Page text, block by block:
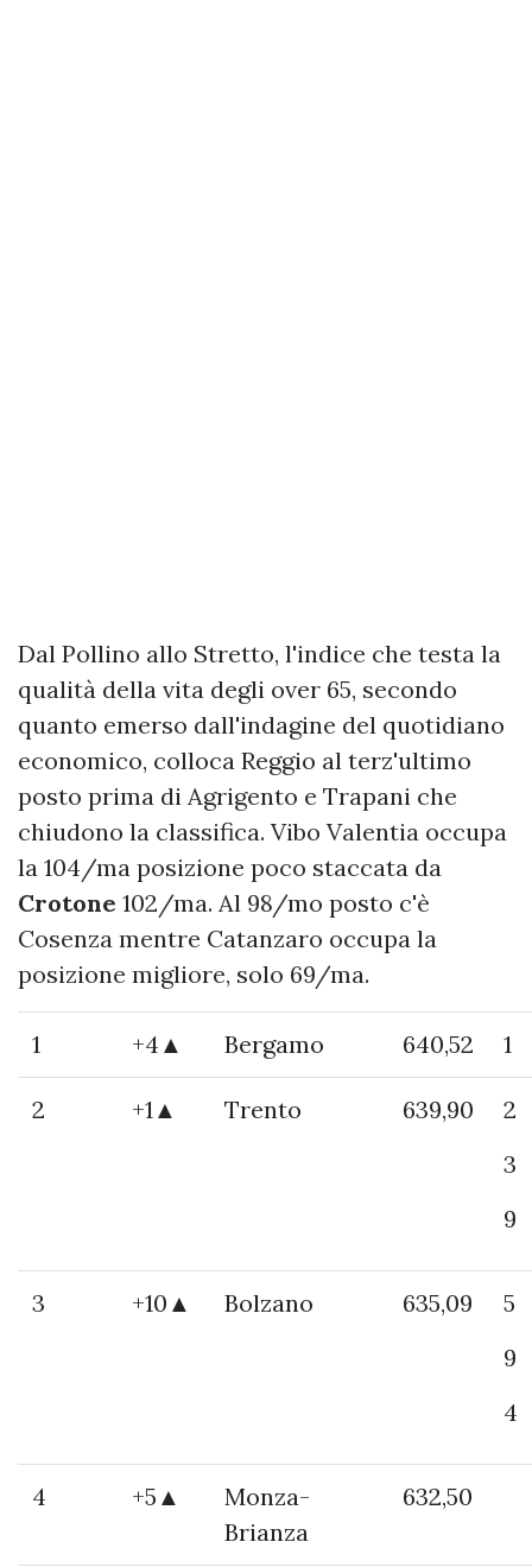
Dal Pollino allo Stretto, l'indice che testa la
qualità della vita degli over 65, secondo
quanto emerso dall'indagine del quotidiano
economico, colloca Reggio al terz'ultimo
posto prima di Agrigento e Trapani che
chiudono la classifica. Vibo Valentia occupa
la 104/ma posizione poco staccata da
Crotone 102/ma. Al 98/mo posto c'è
Cosenza mentre Catanzaro occupa la
posizione migliore, solo 69/ma.
1 +4▲ Bergamo 640,52 1
2 +1▲ Trento 639,90
2
3
9
3 +10▲ Bolzano 635,09
5
9
4
4 +5▲
Monza-
Brianza
632,50